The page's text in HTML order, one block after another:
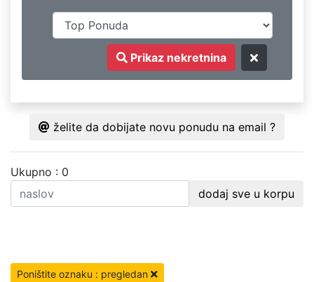
Prikaz nekretnina
želite da dobijate novu ponudu na email ?
Ukupno : 0
dodaj sve u korpu
Poništite oznaku : pregledan